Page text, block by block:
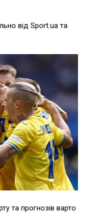
від Sport.ua та
та прогнозів варто